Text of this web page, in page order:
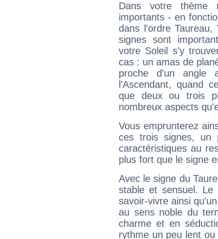
Dans votre thème
importants - en
dans l'ordre
signes sont
votre Soleil s'y
cas : un amas de
proche d'un
l'Ascendant, quand
que deux ou trois
nombreux aspects
Vous emprunterez
ces trois signes, un
caractéristiques au
plus fort que le signe
Avec le signe du
stable et sensuel.
savoir-vivre ainsi
au sens noble du
charme et en
rythme un peu lent